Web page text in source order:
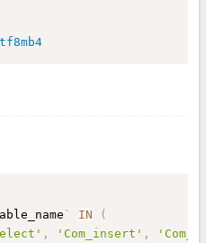
` IN
(
, 'Com_insert' ,